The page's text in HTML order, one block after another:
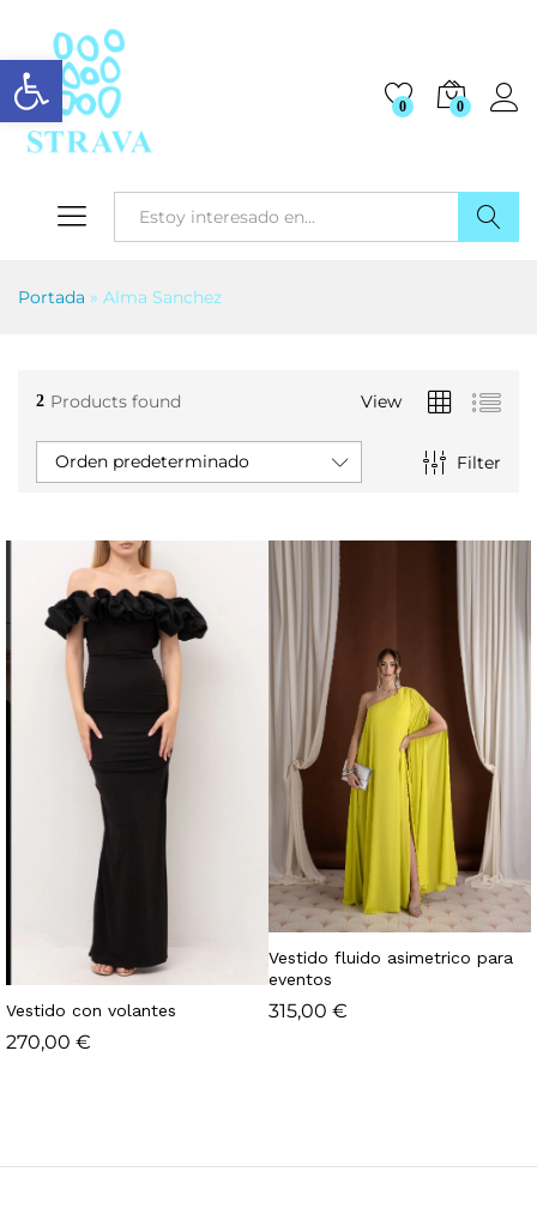
Abrir barra de herramientas
0 0
Portada » Alma Sanchez
2 Products found View
Filter
Orden predeterminado
Vestido con volantes
270,00 €
Vestido fluido asimetrico para
eventos
315,00 €